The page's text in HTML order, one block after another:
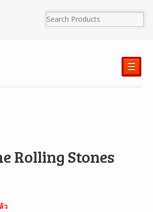
☰
Rolling Stones
ว